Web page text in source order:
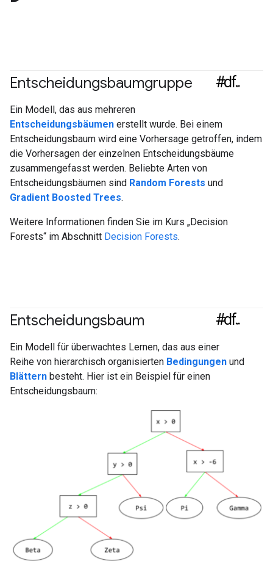
Entscheidungsbaumgruppe #df
Ein Modell, das aus mehreren
Entscheidungsbäumen erstellt wurde. Bei einem
Entscheidungsbaum wird eine Vorhersage getroffen, indem
die Vorhersagen der einzelnen Entscheidungsbäume
zusammengefasst werden. Beliebte Arten von
Entscheidungsbäumen sind Random Forests und
Gradient Boosted Trees.
Weitere Informationen finden Sie im Kurs „Decision
Forests“ im Abschnitt Decision Forests.
Entscheidungsbaum #df
Ein Modell für überwachtes Lernen, das aus einer
Reihe von hierarchisch organisierten Bedingungen und
Blättern besteht. Hier ist ein Beispiel für einen
Entscheidungsbaum: